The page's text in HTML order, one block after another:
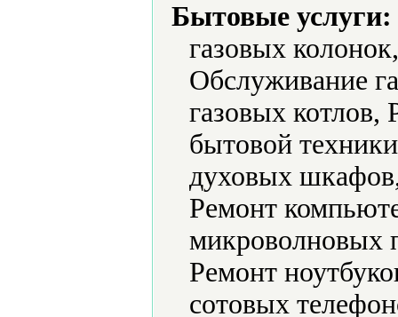
Бытовые услуги:
газовых
Обслуживание
газовых котлов,
бытовой
духовых
Ремонт
микроволновых
Ремонт
сотовых